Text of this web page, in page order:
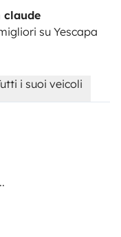
claude
su Yescapa
i suoi veicoli